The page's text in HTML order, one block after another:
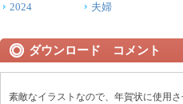
2024
夫婦
ダウンロード コメント
素敵なイラストなので、年賀状に使用さ